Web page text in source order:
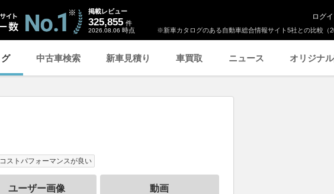
※新車カタログのある自動車総合情報サイト5社との比較（
掲載レビュー
325,855 件
2026.08.06 時点
ログ
中古車検索 新車見積り 車買取 ニュース オリジナ
コストパフォーマンスが良い
ユーザー画像 動画